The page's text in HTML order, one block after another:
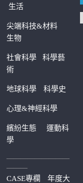
生活
尖端科技&材料
生物
社會科學科學藝
術
地球科學 科學史
心理&神經科學
繽紛生態運動科
學
—————————
———
CASE專欄
年度大